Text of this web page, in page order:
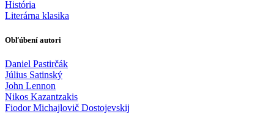
História
Literárna klasika
Obľúbení autori
Daniel Pastirčák
Július Satinský
John Lennon
Nikos Kazantzakis
Fiodor Michajlovič Dostojevskij